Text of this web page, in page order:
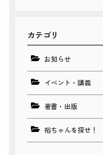
カテゴリ
お知らせ
イベント・講義
著書・出版
裕ちゃんを探せ！